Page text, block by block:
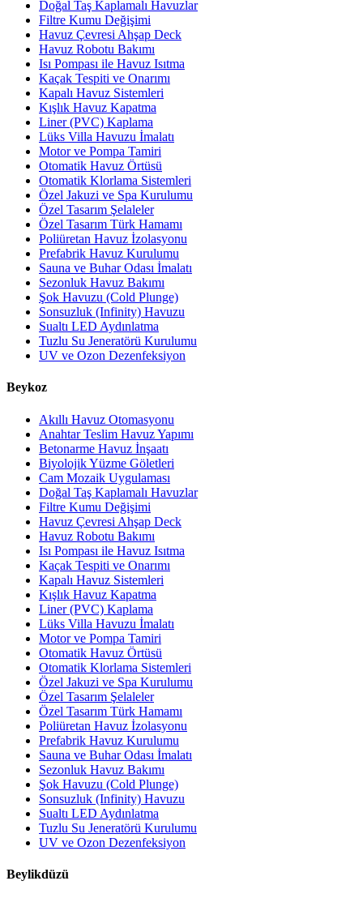
Doğal Taş Kaplamalı Havuzlar
Filtre Kumu Değişimi
Havuz Çevresi Ahşap Deck
Havuz Robotu Bakımı
Isı Pompası ile Havuz Isıtma
Kaçak Tespiti ve Onarımı
Kapalı Havuz Sistemleri
Kışlık Havuz Kapatma
Liner (PVC) Kaplama
Lüks Villa Havuzu İmalatı
Motor ve Pompa Tamiri
Otomatik Havuz Örtüsü
Otomatik Klorlama Sistemleri
Özel Jakuzi ve Spa Kurulumu
Özel Tasarım Şelaleler
Özel Tasarım Türk Hamamı
Poliüretan Havuz İzolasyonu
Prefabrik Havuz Kurulumu
Sauna ve Buhar Odası İmalatı
Sezonluk Havuz Bakımı
Şok Havuzu (Cold Plunge)
Sonsuzluk (Infinity) Havuzu
Sualtı LED Aydınlatma
Tuzlu Su Jeneratörü Kurulumu
UV ve Ozon Dezenfeksiyon
Beykoz
Akıllı Havuz Otomasyonu
Anahtar Teslim Havuz Yapımı
Betonarme Havuz İnşaatı
Biyolojik Yüzme Göletleri
Cam Mozaik Uygulaması
Doğal Taş Kaplamalı Havuzlar
Filtre Kumu Değişimi
Havuz Çevresi Ahşap Deck
Havuz Robotu Bakımı
Isı Pompası ile Havuz Isıtma
Kaçak Tespiti ve Onarımı
Kapalı Havuz Sistemleri
Kışlık Havuz Kapatma
Liner (PVC) Kaplama
Lüks Villa Havuzu İmalatı
Motor ve Pompa Tamiri
Otomatik Havuz Örtüsü
Otomatik Klorlama Sistemleri
Özel Jakuzi ve Spa Kurulumu
Özel Tasarım Şelaleler
Özel Tasarım Türk Hamamı
Poliüretan Havuz İzolasyonu
Prefabrik Havuz Kurulumu
Sauna ve Buhar Odası İmalatı
Sezonluk Havuz Bakımı
Şok Havuzu (Cold Plunge)
Sonsuzluk (Infinity) Havuzu
Sualtı LED Aydınlatma
Tuzlu Su Jeneratörü Kurulumu
UV ve Ozon Dezenfeksiyon
Beylikdüzü